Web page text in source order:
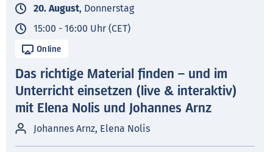
20. August, Donnerstag
15:00 - 16:00 Uhr (CET)
Online
Das richtige Material finden – und im
Unterricht einsetzen (live & interaktiv)
mit Elena Nolis und Johannes Arnz
Johannes Arnz, Elena Nolis